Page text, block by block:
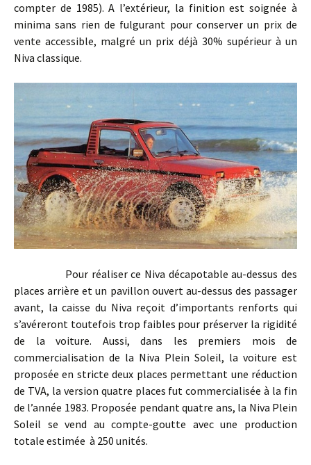
compter de 1985). A l’extérieur, la finition est soignée à
minima sans rien de fulgurant pour conserver un prix de
vente accessible, malgré un prix déjà 30% supérieur à un
Niva classique.
Pour réaliser ce Niva décapotable au-dessus des
places arrière et un pavillon ouvert au-dessus des passager
avant, la caisse du Niva reçoit d’importants renforts qui
s’avéreront toutefois trop faibles pour préserver la rigidité
de la voiture. Aussi, dans les premiers mois de
commercialisation de la Niva Plein Soleil, la voiture est
proposée en stricte deux places permettant une réduction
de TVA, la version quatre places fut commercialisée à la fin
de l’année 1983. Proposée pendant quatre ans, la Niva Plein
Soleil se vend au compte-goutte avec une production
totale estimée à 250 unités.